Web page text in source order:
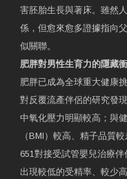
害胚胎生長與著床。雖然
係，但愈來愈多證據指向
似關聯。
肥胖對男性生育力的隱藏
肥胖已成為全球重大健康
對反覆流產伴侶的研究發
中氧化壓力明顯較高；與
（BMI）較高、精子品質
651對接受試管嬰兒治療伴
出現較低的受精率、較少